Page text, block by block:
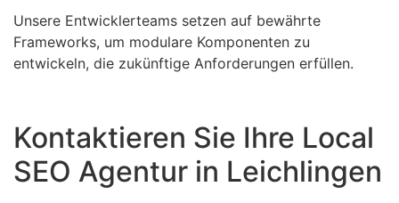
Unsere Entwicklerteams setzen auf bewährte
Frameworks, um modulare Komponenten zu
entwickeln, die zukünftige Anforderungen erfüllen.
Kontaktieren Sie Ihre Local
SEO Agentur in Leichlingen